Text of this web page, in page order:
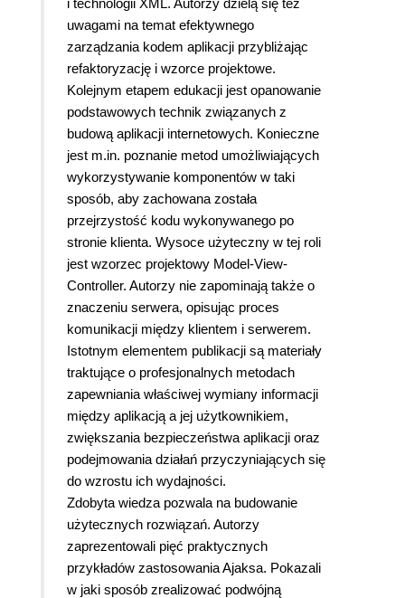
i technologii XML. Autorzy dzielą się też
uwagami na temat efektywnego
zarządzania kodem aplikacji przybliżając
refaktoryzację i wzorce projektowe.
Kolejnym etapem edukacji jest opanowanie
podstawowych technik związanych z
budową aplikacji internetowych. Konieczne
jest m.in. poznanie metod umożliwiających
wykorzystywanie komponentów w taki
sposób, aby zachowana została
przejrzystość kodu wykonywanego po
stronie klienta. Wysoce użyteczny w tej roli
jest wzorzec projektowy Model-View-
Controller. Autorzy nie zapominają także o
znaczeniu serwera, opisując proces
komunikacji między klientem i serwerem.
Istotnym elementem publikacji są materiały
traktujące o profesjonalnych metodach
zapewniania właściwej wymiany informacji
między aplikacją a jej użytkownikiem,
zwiększania bezpieczeństwa aplikacji oraz
podejmowania działań przyczyniających się
do wzrostu ich wydajności.
Zdobyta wiedza pozwala na budowanie
użytecznych rozwiązań. Autorzy
zaprezentowali pięć praktycznych
przykładów zastosowania Ajaksa. Pokazali
w jaki sposób zrealizować podwójną